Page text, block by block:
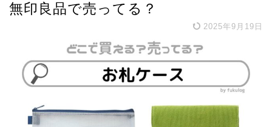
無印良品で売ってる？
2025年9月19日